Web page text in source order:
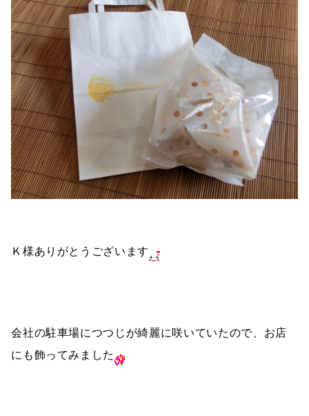
Ｋ様ありがとうございます
会社の駐車場につつじが綺麗に咲いていたので、お店
にも飾ってみました